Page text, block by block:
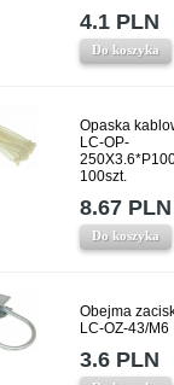
4.1 PLN
Do koszyka
Opaska
LC-OP-
100szt.
8.67 PLN
Do koszyka
Obejma
LC-OZ-43/M6
3.6 PLN